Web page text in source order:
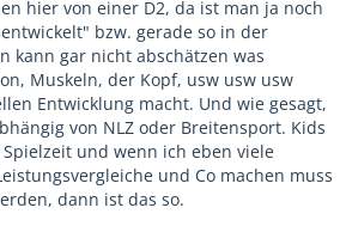
hier von einer D2, da ist man ja noch
bzw. gerade so in der
kann gar nicht abschätzen was
Muskeln, der Kopf, usw usw usw
Entwicklung macht. Und wie gesagt,
von NLZ oder Breitensport. Kids
und wenn ich eben viele
und Co machen muss
dann ist das so.